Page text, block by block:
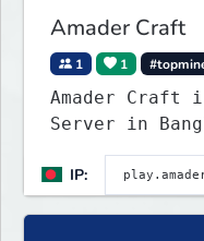
Amader Craft
1 1
Amader Craft
Server in
IP: